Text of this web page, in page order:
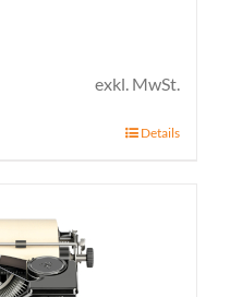
exkl. MwSt.
Details